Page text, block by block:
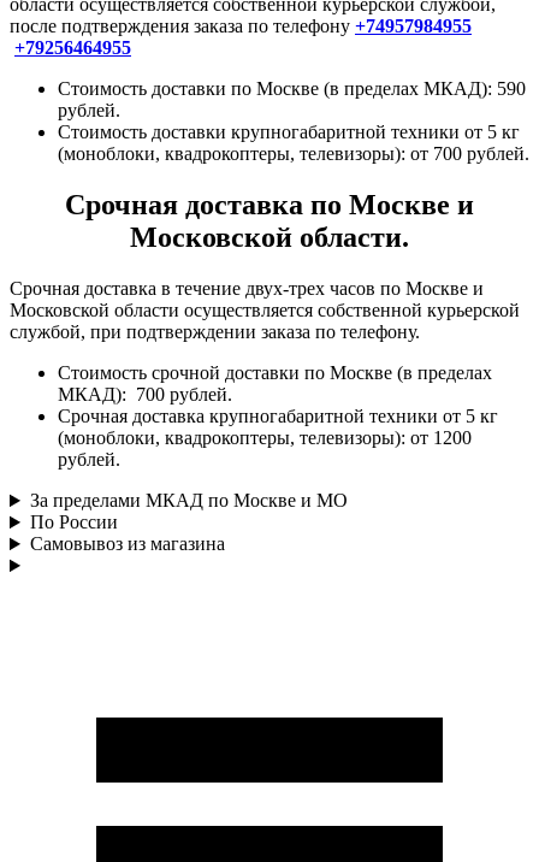
области осуществляется собственной курьерской службой,
после подтверждения заказа по телефону +74957984955
+79256464955
Стоимость доставки по Москве (в пределах МКАД): 590
рублей.
Стоимость доставки крупногабаритной техники от 5 кг
(моноблоки, квадрокоптеры, телевизоры): от 700 рублей.
Срочная доставка по Москве и
Московской области.
Срочная доставка в течение двух-трех часов по Москве и
Московской области осуществляется собственной курьерской
службой, при подтверждении заказа по телефону.
Стоимость срочной доставки по Москве (в пределах
МКАД): 700 рублей.
Срочная доставка крупногабаритной техники от 5 кг
(моноблоки, квадрокоптеры, телевизоры): от 1200
рублей.
За пределами МКАД по Москве и МО
По России
Самовывоз из магазина